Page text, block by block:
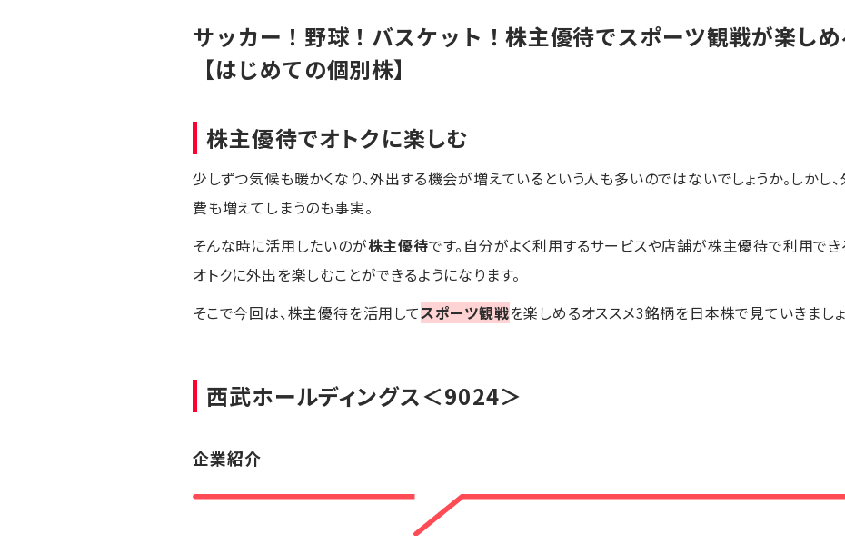
サッカー！野球！バスケット！株主優待でスポーツ観戦が楽し
【はじめての個別株】
株主優待でオトクに楽しむ
少しずつ気候も暖かくなり、外出する機会が増えているという人も多いのではないでしょうか。しかし
費も増えてしまうのも事実。
そんな時に活用したいのが株主優待です。自分がよく利用するサービスや店舗が株主優待で利用で
オトクに外出を楽しむことができるようになります。
そこで今回は、株主優待を活用してスポーツ観戦を楽しめるオススメ3銘柄を日本株で見ていきましょ
西武ホールディングス＜9024＞
企業紹介